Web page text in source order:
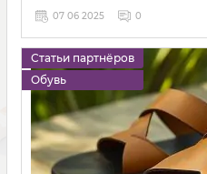
07 06 2025
0
Статьи партнёров
Обувь